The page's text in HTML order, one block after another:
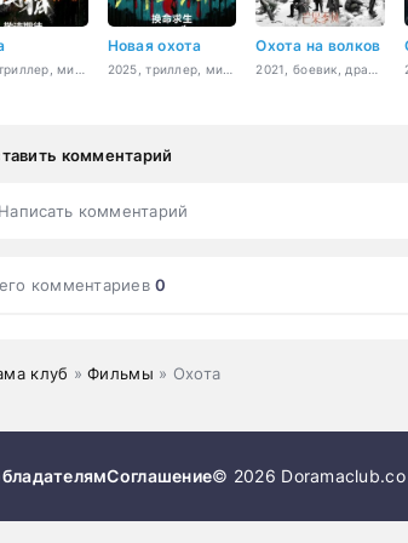
Новая охота Охота на волков
комментарий
Написать комментарий
комментариев0
клуб »Фильмы » Охота
Соглашение© 2026